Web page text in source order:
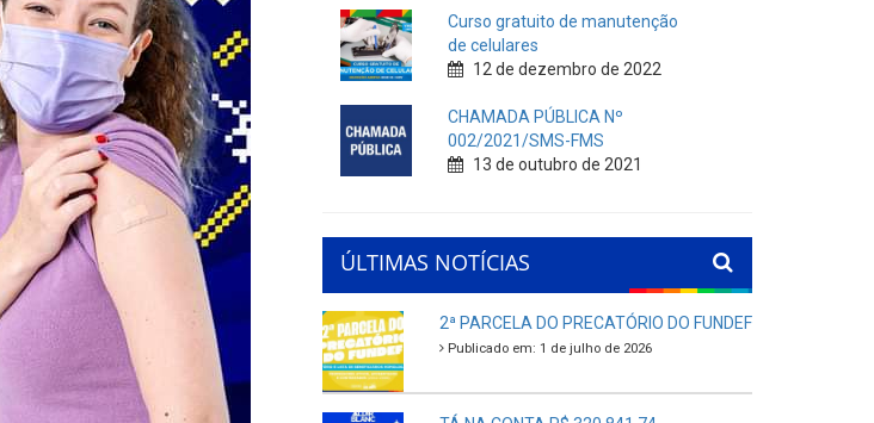
Curso gratuito de manutenção
de celulares
12 de dezembro de 2022
CHAMADA PÚBLICA Nº
002/2021/SMS-FMS
13 de outubro de 2021
ÚLTIMAS NOTÍCIAS
2ª PARCELA DO PRECATÓRIO DO FUNDEF
Publicado em: 1 de julho de 2026